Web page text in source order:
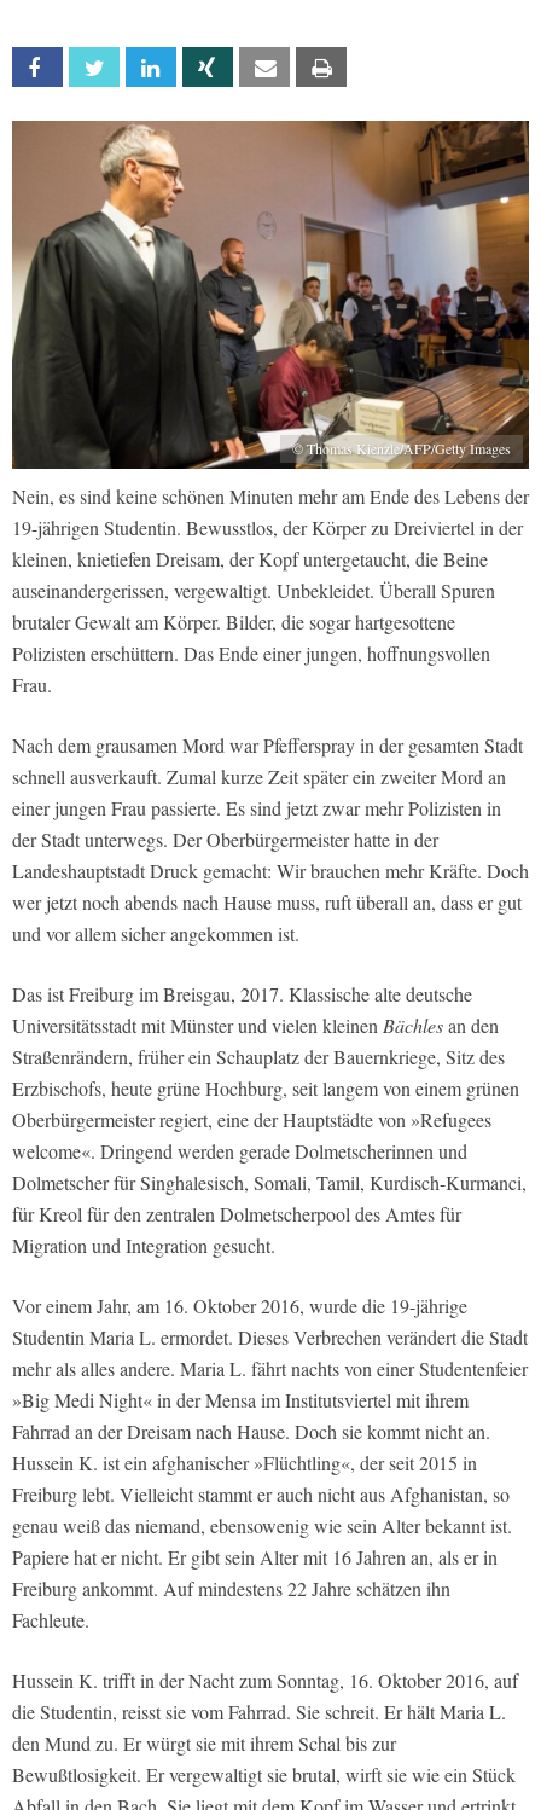
Facebook Twitter Linkedin Xing Email
© Thomas Kienzle/AFP/Getty Images
Nein, es sind keine schönen Minuten mehr am Ende des Lebens der
19-jährigen Studentin. Bewusstlos, der Körper zu Dreiviertel in der
kleinen, knietiefen Dreisam, der Kopf untergetaucht, die Beine
auseinandergerissen, vergewaltigt. Unbekleidet. Überall Spuren
brutaler Gewalt am Körper. Bilder, die sogar hartgesottene
Polizisten erschüttern. Das Ende einer jungen, hoffnungsvollen
Frau.
Nach dem grausamen Mord war Pfefferspray in der gesamten Stadt
schnell ausverkauft. Zumal kurze Zeit später ein zweiter Mord an
einer jungen Frau passierte. Es sind jetzt zwar mehr Polizisten in
der Stadt unterwegs. Der Oberbürgermeister hatte in der
Landeshauptstadt Druck gemacht: Wir brauchen mehr Kräfte. Doch
wer jetzt noch abends nach Hause muss, ruft überall an, dass er gut
und vor allem sicher angekommen ist.
Das ist Freiburg im Breisgau, 2017. Klassische alte deutsche
Universitätsstadt mit Münster und vielen kleinen Bächlesan den
Straßenrändern, früher ein Schauplatz der Bauernkriege, Sitz des
Erzbischofs, heute grüne Hochburg, seit langem von einem grünen
Oberbürgermeister regiert, eine der Hauptstädte von »Refugees
welcome«. Dringend werden gerade Dolmetscherinnen und
Dolmetscher für Singhalesisch, Somali, Tamil, Kurdisch-Kurmanci,
für Kreol für den zentralen Dolmetscherpool des Amtes für
Migration und Integration gesucht.
Vor einem Jahr, am 16. Oktober 2016, wurde die 19-jährige
Studentin Maria L. ermordet. Dieses Verbrechen verändert die Stadt
mehr als alles andere. Maria L. fährt nachts von einer Studentenfeier
»Big Medi Night« in der Mensa im Institutsviertel mit ihrem
Fahrrad an der Dreisam nach Hause. Doch sie kommt nicht an.
Hussein K. ist ein afghanischer »Flüchtling«, der seit 2015 in
Freiburg lebt. Vielleicht stammt er auch nicht aus Afghanistan, so
genau weiß das niemand, ebensowenig wie sein Alter bekannt ist.
Papiere hat er nicht. Er gibt sein Alter mit 16 Jahren an, als er in
Freiburg ankommt. Auf mindestens 22 Jahre schätzen ihn
Fachleute.
Hussein K. trifft in der Nacht zum Sonntag, 16. Oktober 2016, auf
die Studentin, reisst sie vom Fahrrad. Sie schreit. Er hält Maria L.
den Mund zu. Er würgt sie mit ihrem Schal bis zur
Bewußtlosigkeit. Er vergewaltigt sie brutal, wirft sie wie ein Stück